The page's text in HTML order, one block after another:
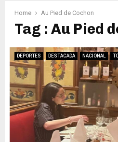
Home Au Pied de Cochon
Tag : Au Pied
DEPORTES DESTACADA NACIONAL